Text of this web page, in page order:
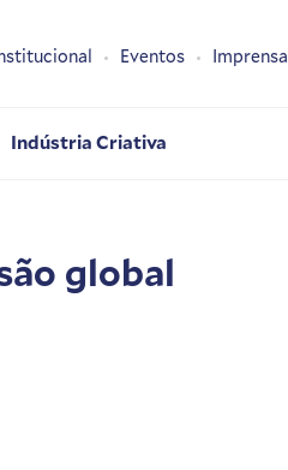
Indústria Criativa
Eventos Imprensa
global